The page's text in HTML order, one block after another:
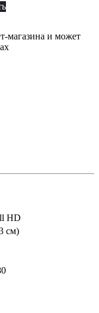
магазина и может
HD
см)